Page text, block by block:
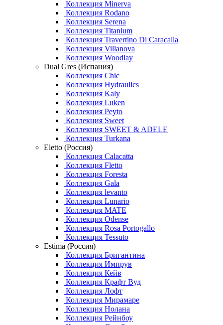
Коллекция Minerva
Коллекция Rodano
Коллекция Serena
Коллекция Titanium
Коллекция Travertino Di Caracalla
Коллекция Villanova
Коллекция Woodlay
Dual Gres (Испания)
Коллекция Chic
Коллекция Hydraulics
Коллекция Kaly
Коллекция Luken
Коллекция Peyto
Коллекция Sweet
Коллекция SWEET & ADELE
Коллекция Turkana
Eletto (Россия)
Коллекция Calacatta
Коллекция Fletto
Коллекция Foresta
Коллекция Gala
Коллекция levanto
Коллекция Lunario
Коллекция MATE
Коллекция Odense
Коллекция Rosa Portogallo
Коллекция Tessuto
Estima (Россия)
Коллекция Бригантина
Коллекция Импрув
Коллекция Кейв
Коллекция Крафт Вуд
Коллекция Лофт
Коллекция Мирамаре
Коллекция Нолана
Коллекция Рейнбоу